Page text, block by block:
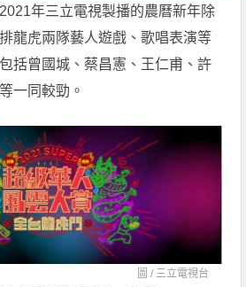
年三立電視製播的農曆新年除
龍虎兩隊藝人遊戲、歌唱表演等
括曾國城、蔡昌憲、王仁甫、許
一同較勁。
圖 / 三立電視台